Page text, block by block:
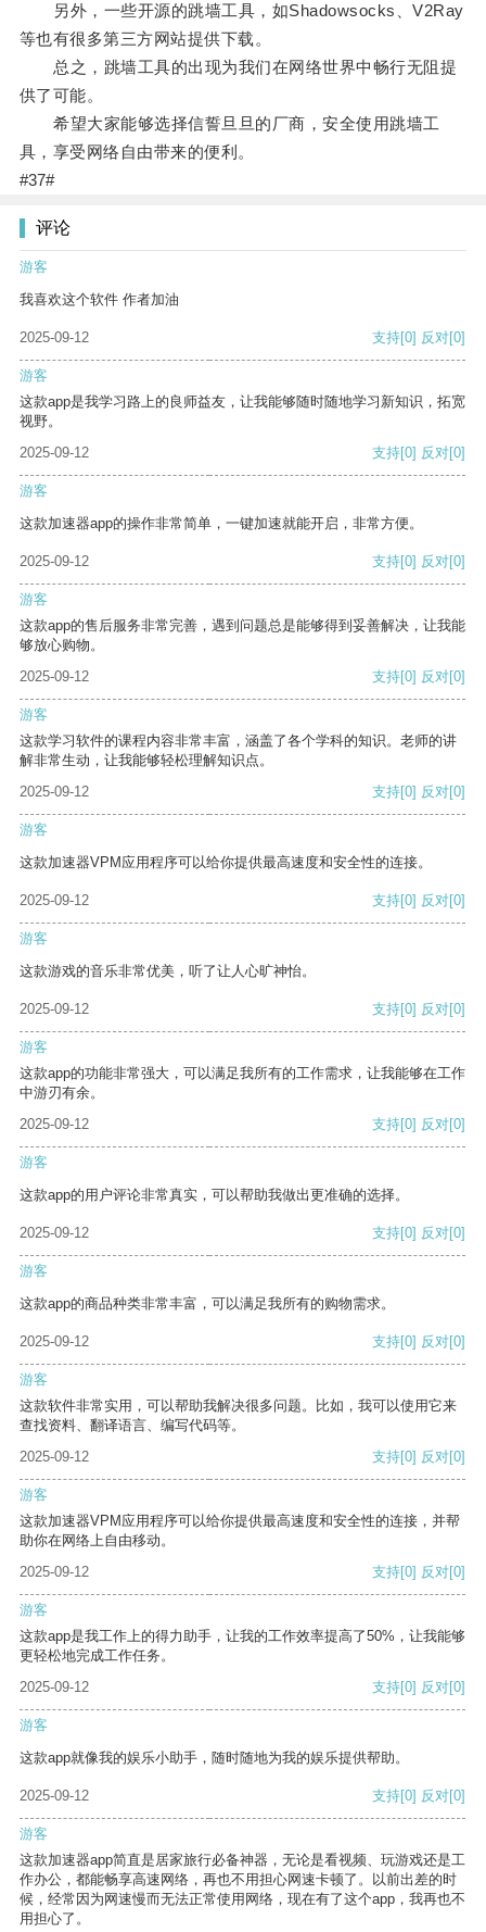
另外，一些开源的跳墙工具，如Shadowsocks、V2Ray
等也有很多第三方网站提供下载。
总之，跳墙工具的出现为我们在网络世界中畅行无阻提
供了可能。
希望大家能够选择信誓旦旦的厂商，安全使用跳墙工
具，享受网络自由带来的便利。
#37#
评论
游客
我喜欢这个软件 作者加油
2025-09-12 支持[0] 反对[0]
游客
这款app是我学习路上的良师益友，让我能够随时随地学习新知识，拓宽
视野。
2025-09-12
支持[0] 反对[0]
游客
这款加速器app的操作非常简单，一键加速就能开启，非常方便。
2025-09-12 支持[0] 反对[0]
游客
这款app的售后服务非常完善，遇到问题总是能够得到妥善解决，让我能
够放心购物。
2025-09-12
支持[0] 反对[0]
游客
这款学习软件的课程内容非常丰富，涵盖了各个学科的知识。老师的讲
解非常生动，让我能够轻松理解知识点。
2025-09-12
支持[0] 反对[0]
游客
这款加速器VPM应用程序可以给你提供最高速度和安全性的连接。
2025-09-12 支持[0] 反对[0]
游客
这款游戏的音乐非常优美，听了让人心旷神怡。
2025-09-12 支持[0] 反对[0]
游客
这款app的功能非常强大，可以满足我所有的工作需求，让我能够在工作
中游刃有余。
2025-09-12
支持[0] 反对[0]
游客
这款app的用户评论非常真实，可以帮助我做出更准确的选择。
2025-09-12 支持[0] 反对[0]
游客
这款app的商品种类非常丰富，可以满足我所有的购物需求。
2025-09-12 支持[0] 反对[0]
游客
这款软件非常实用，可以帮助我解决很多问题。比如，我可以使用它来
查找资料、翻译语言、编写代码等。
2025-09-12
支持[0] 反对[0]
游客
这款加速器VPM应用程序可以给你提供最高速度和安全性的连接，并帮
助你在网络上自由移动。
2025-09-12
支持[0] 反对[0]
游客
这款app是我工作上的得力助手，让我的工作效率提高了50%，让我能够
更轻松地完成工作任务。
2025-09-12
支持[0] 反对[0]
游客
这款app就像我的娱乐小助手，随时随地为我的娱乐提供帮助。
2025-09-12 支持[0] 反对[0]
游客
这款加速器app简直是居家旅行必备神器，无论是看视频、玩游戏还是工
作办公，都能畅享高速网络，再也不用担心网速卡顿了。以前出差的时
候，经常因为网速慢而无法正常使用网络，现在有了这个app，我再也不
用担心了。